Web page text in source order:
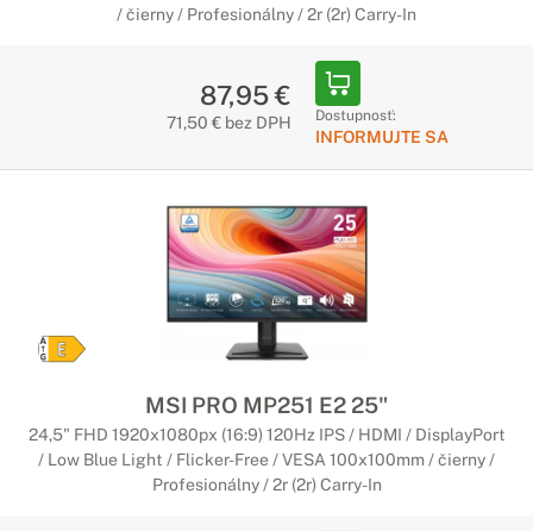
/ čierny / Profesionálny / 2r (2r) Carry-In
87,95 €
71,50 € bez DPH Dostupnosť:
INFORMUJTE SA
MSI PRO MP251 E2 25"
24,5" FHD 1920x1080px (16:9) 120Hz IPS / HDMI / DisplayPort
/ Low Blue Light / Flicker-Free / VESA 100x100mm / čierny /
Profesionálny / 2r (2r) Carry-In